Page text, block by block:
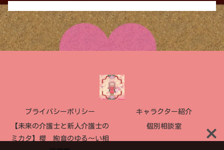
プライバシーポリシー キャラクター紹介
【未来の介護士と新人介護士の
ミカタ】櫻 絢音のゆる〜い相
個別相談室